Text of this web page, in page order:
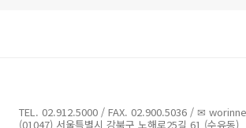
TEL. 02.912.5000 / FAX. 02.900.5036 / ✉
(01047) 서울특별시 강북구 노해로25길 61 (수유동)